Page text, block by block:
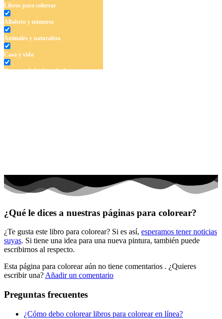
Libros para colorear
Alfabeto y números
Animales y naturaleza
Casa y vida
Cuentos de hadas y hadas
Halloween y otoño
Mandalas
Música e instrumentos musicales
Peluches y caballos
Primavera y pascua
Transporte
Verano y vacaciones
¿Qué le dices a nuestras páginas para colorear?
¿Te gusta este libro para colorear? Si es así, esperamos tener noticias
suyas. Si tiene una idea para una nueva pintura, también puede
escribirnos al respecto.
Esta página para colorear aún no tiene comentarios . ¿Quieres
escribir una? Añadir un comentario
Preguntas frecuentes
¿Cómo debo colorear libros para colorear en línea?